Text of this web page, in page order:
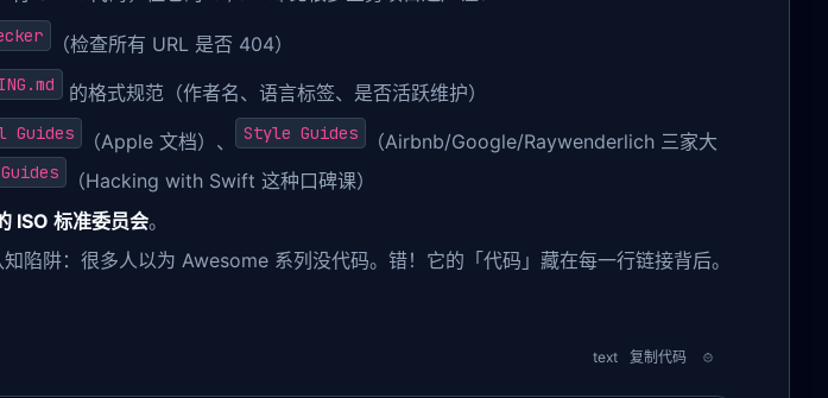
（检查所有 URL 是否 404）
的格式规范（作者名、语言标签、是否活跃维护）
（Apple 文档）、 Style Guides
（Airbnb/Google/Raywenderlich 三家大
（Hacking with Swift 这种口碑课）
ISO 标准委员会。
陷阱：很多人以为 Awesome 系列没代码。错！它的「代码」藏在每一行链接背后。
text 复制代码